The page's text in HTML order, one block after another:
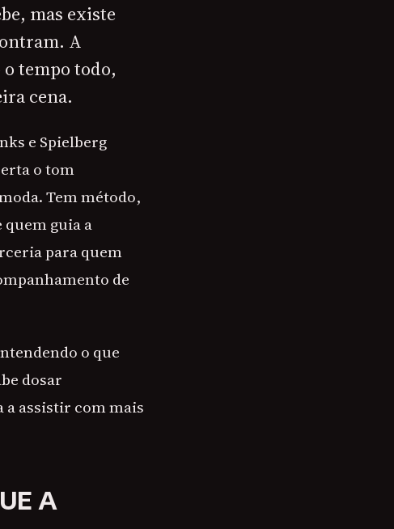
mas existe
A
o tempo todo,
cena.
e Spielberg
o tom
Tem método,
guia a
para quem
de
o que
dosar
a assistir com mais
A